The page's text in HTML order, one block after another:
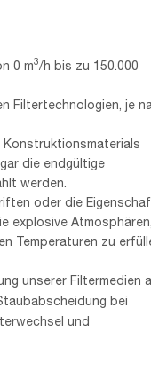
0 m3/h bis zu 150.000
Filtertechnologien, je
Konstruktionsmaterials
die endgültige
werden.
oder die
explosive Atmosphären,
Temperaturen zu
unserer Filtermedien
bei
und